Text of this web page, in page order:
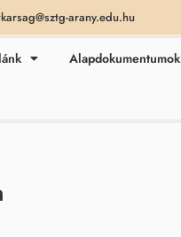
arany.edu.hu
Alapdokumentumok